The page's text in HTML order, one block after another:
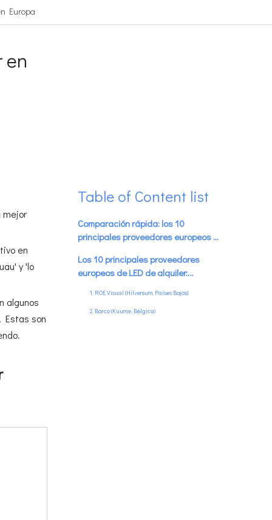
Europa
en
mejor
en
y 'lo
algunos
Estas son
Table of Content list
Comparación rápida: los 10
principales proveedores europeos de
Los 10 principales proveedores
europeos de LED de alquiler:
1. ROE Visual (Hilversum, Países Bajos)
2. Barco (Kuurne, Bélgica)